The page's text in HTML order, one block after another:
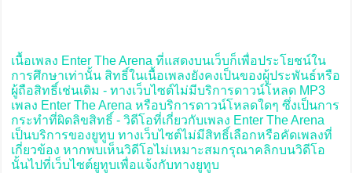
เนื้อเพลง Enter The Arena ที่แสดงบนเว็บก็เพื่อประโยชน์ใน
การศึกษาเท่านั้น สิทธิ์ในเนื้อเพลงยังคงเป็นของผู้ประพันธ์หรือ
ผู้ถือสิทธิ์เช่นเดิม - ทางเว็บไซต์ไม่มีบริการดาวน์โหลด MP3
เพลง Enter The Arena หรือบริการดาวน์โหลดใดๆ ซึ่งเป็นการ
กระทำที่ผิดลิขสิทธิ์ - วิดีโอที่เกี่ยวกับเพลง Enter The Arena
เป็นบริการของยูทูบ ทางเว็บไซต์ไม่มีสิทธิ์เลือกหรือคัดเพลงที่
เกี่ยวข้อง หากพบเห็นวิดีโอไม่เหมาะสมกรุณาคลิกบนวิดีโอ
นั้นไปที่เว็บไซต์ยูทูบเพื่อแจ้งกับทางยูทูบ